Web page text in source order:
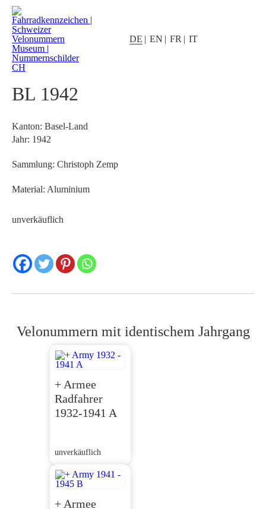
DE EN FR IT
BL 1942
Kanton: Basel-Land
Jahr: 1942
Sammlung: Christoph Zemp
Material: Aluminium
unverkäuflich
Velonummern mit identischem Jahrgang
+ Armee
Radfahrer
1932-1941 A
unverkäuflich
+ Armee